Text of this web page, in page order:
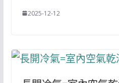
2025-12-12